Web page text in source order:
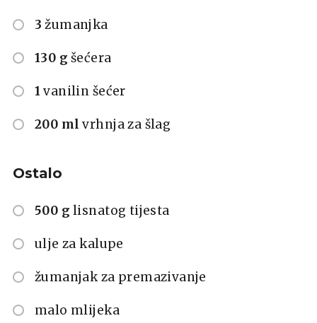
3 žumanjka
130 g šećera
1 vanilin šećer
200 ml vrhnja za šlag
Ostalo
500 g lisnatog tijesta
ulje za kalupe
žumanjak za premazivanje
malo mlijeka